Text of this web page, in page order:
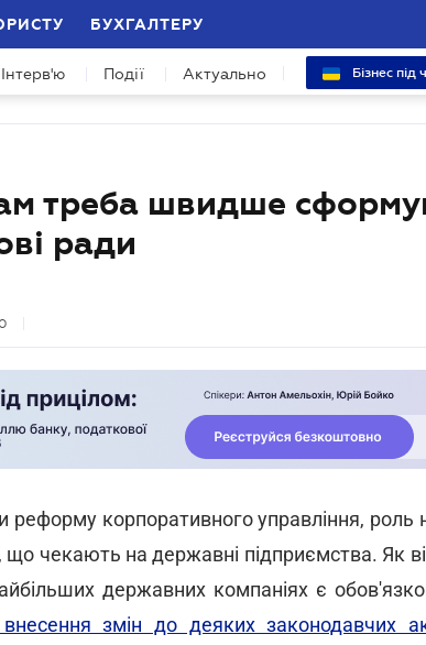
БУХГАЛТЕРУ
Інтерв'ю Події Актуально Бізнес під
треба швидше
ради
корпоративного управління, роль
що чекають на державні підприємства. Як
державних компаніях є
змін до деяких законодавчих